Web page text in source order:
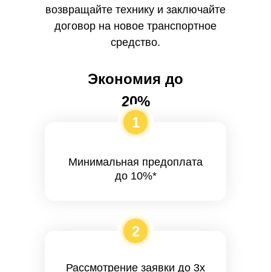
возвращайте технику и заключайте
договор на новое транспортное
средство.
Экономия до
20%
Минимальная предоплата
до 10%*
Рассмотрение заявки до 3х
1
2